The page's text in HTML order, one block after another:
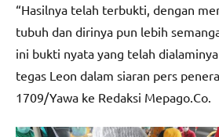
“Hasilnya telah terbukti, dengan
tubuh dan dirinya pun lebih
ini bukti nyata yang telah
tegas Leon dalam siaran pers
1709/Yawa ke Redaksi Mepago.Co.